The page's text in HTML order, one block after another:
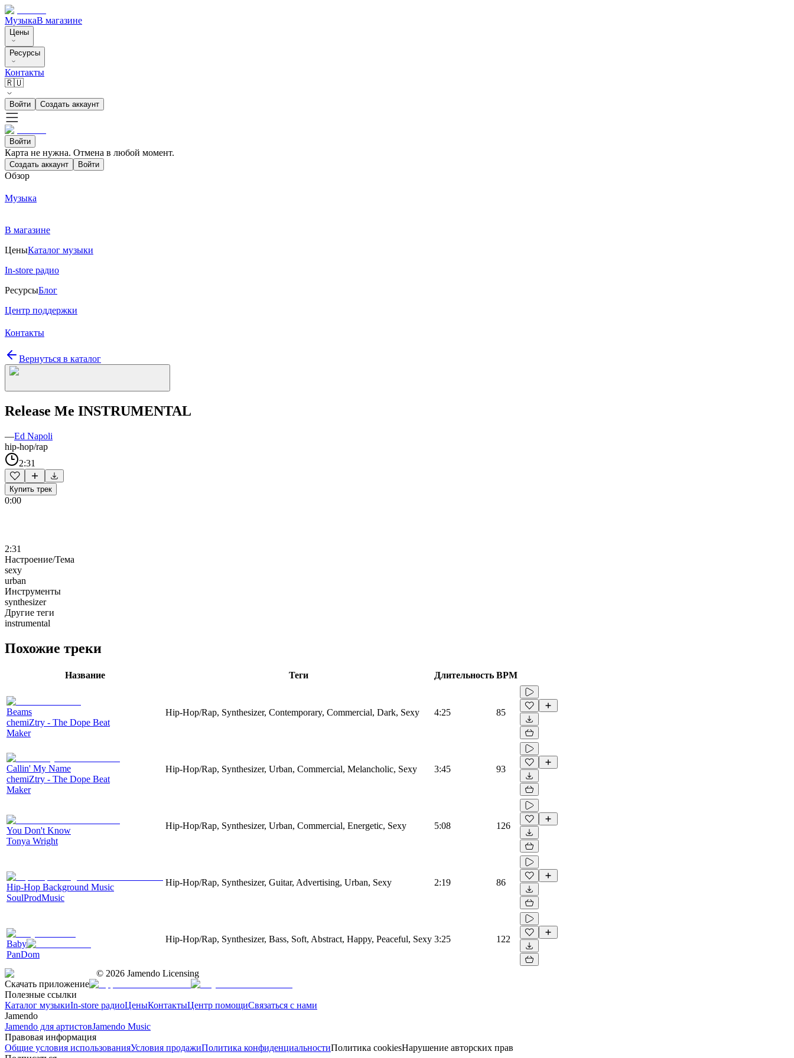
МузыкаВ магазине
Цены
Ресурсы
Контакты
🇷🇺
Войти Создать аккаунт
Войти
Карта не нужна. Отмена в любой момент.
Создать аккаунт Войти
Обзор
Музыка
В магазине
ЦеныКаталог музыки
In-store радио
РесурсыБлог
Центр поддержки
Контакты
Вернуться в каталог
Release Me INSTRUMENTAL
—Ed Napoli
hip-hop/rap
2:31
Купить трек
0:00
2:31
Настроение/Тема
sexy
urban
Инструменты
synthesizer
Другие теги
instrumental
Похожие треки
Название Теги Длительность BPM
Beams
chemiZtry - The Dope Beat
Maker
Hip-Hop/Rap, Synthesizer, Contemporary, Commercial, Dark, Sexy 4:25 85
Callin' My Name
chemiZtry - The Dope Beat
Maker
Hip-Hop/Rap, Synthesizer, Urban, Commercial, Melancholic, Sexy 3:45 93
You Don't Know
Tonya Wright
Hip-Hop/Rap, Synthesizer, Urban, Commercial, Energetic, Sexy 5:08 126
Hip-Hop Background Music
SoulProdMusic
Hip-Hop/Rap, Synthesizer, Guitar, Advertising, Urban, Sexy 2:19 86
Baby
PanDom
Hip-Hop/Rap, Synthesizer, Bass, Soft, Abstract, Happy, Peaceful, Sexy 3:25 122
© 2026 Jamendo Licensing
Скачать приложение
Полезные ссылки
Каталог музыкиIn-store радиоЦеныКонтактыЦентр помощиСвязаться с нами
Jamendo
Jamendo для артистовJamendo Music
Правовая информация
Общие условия использованияУсловия продажиПолитика конфиденциальностиПолитика cookiesНарушение авторских прав